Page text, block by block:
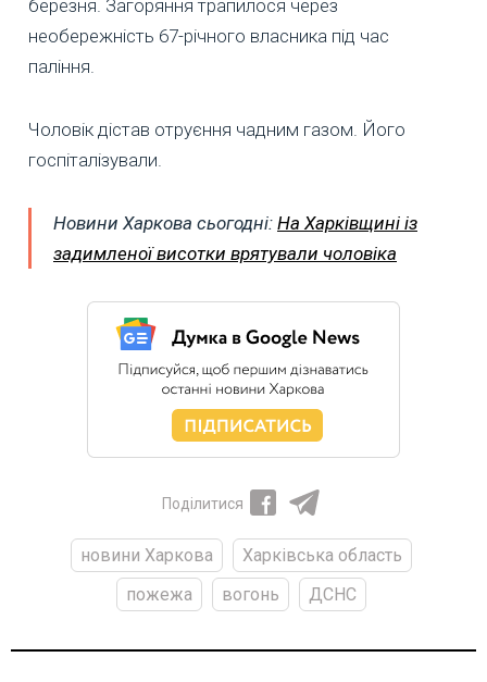
березня. Загоряння трапилося через
необережність 67-річного власника під час
паління.
Чоловік дістав отруєння чадним газом. Його
госпіталізували.
Новини Харкова сьогодні: На Харківщині із
задимленої висотки врятували чоловіка
Поділитися
новини Харкова
Харківська область
пожежа
вогонь ДСНС